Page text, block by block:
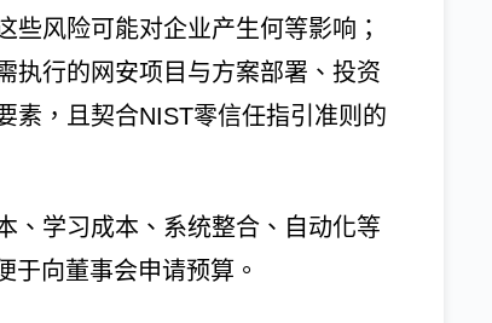
风险可能对企业产生何等影响；
执行的网安项目与方案部署、投资
素，且契合NIST零信任指引准则的
、学习成本、系统整合、自动化等
于向董事会申请预算。